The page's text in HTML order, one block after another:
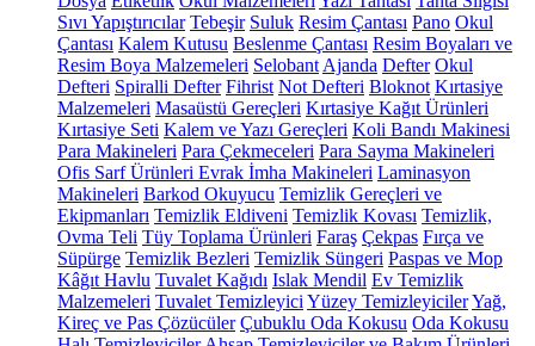
Sıvı Yapıştırıcılar Tebeşir Suluk Resim Çantası Pano Okul
Çantası Kalem Kutusu Beslenme Çantası Resim Boyaları ve
Resim Boya Malzemeleri Selobant Ajanda Defter Okul
Defteri Spiralli Defter Fihrist Not Defteri Bloknot Kırtasiye
Malzemeleri Masaüstü Gereçleri Kırtasiye Kağıt Ürünleri
Kırtasiye Seti Kalem ve Yazı Gereçleri Koli Bandı Makinesi
Para Makineleri Para Çekmeceleri Para Sayma Makineleri
Ofis Sarf Ürünleri Evrak İmha Makineleri Laminasyon
Makineleri Barkod Okuyucu Temizlik Gereçleri ve
Ekipmanları Temizlik Eldiveni Temizlik Kovası Temizlik,
Ovma Teli Tüy Toplama Ürünleri Faraş Çekpas Fırça ve
Süpürge Temizlik Bezleri Temizlik Süngeri Paspas ve Mop
Kâğıt Havlu Tuvalet Kağıdı Islak Mendil Ev Temizlik
Malzemeleri Tuvalet Temizleyici Yüzey TemizleyicilerYağ,
Kireç ve Pas Çözücüler Çubuklu Oda Kokusu Oda Kokusu